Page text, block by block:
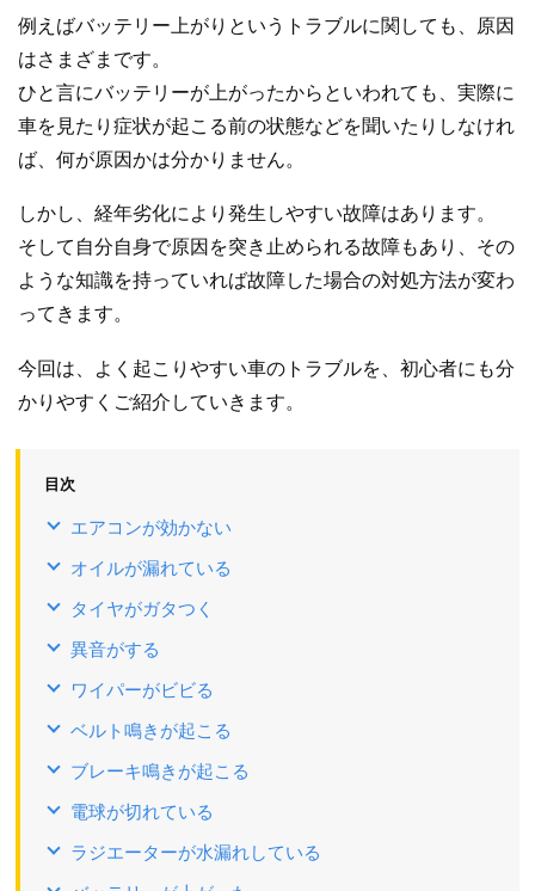
例えばバッテリー上がりというトラブルに関しても、原因
はさまざまです。
ひと言にバッテリーが上がったからといわれても、実際に
車を見たり症状が起こる前の状態などを聞いたりしなけれ
ば、何が原因かは分かりません。
しかし、経年劣化により発生しやすい故障はあります。
そして自分自身で原因を突き止められる故障もあり、その
ような知識を持っていれば故障した場合の対処方法が変わ
ってきます。
今回は、よく起こりやすい車のトラブルを、初心者にも分
かりやすくご紹介していきます。
目次
エアコンが効かない
オイルが漏れている
タイヤがガタつく
異音がする
ワイパーがビビる
ベルト鳴きが起こる
ブレーキ鳴きが起こる
電球が切れている
ラジエーターが水漏れしている